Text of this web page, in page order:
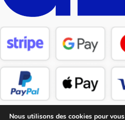
Nous utilisons des cookies pour